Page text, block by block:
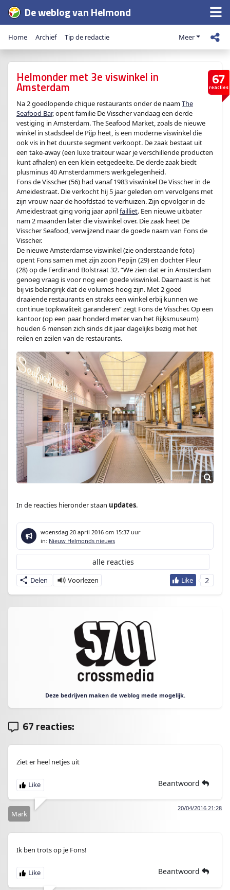
De weblog van Helmond
Home Archief Tip de redactie Meer
67
reacties
Helmonder met 3e viswinkel in
Amsterdam
Na 2 goedlopende chique restaurants onder de naamThe
Seafood Bar, opent familie De Visscher vandaag een derde
vestiging in Amsterdam. The Seafood Market, zoals de nieuwe
winkel in stadsdeel de Pijp heet, is een moderne viswinkel die
ook vis in het duurste segment verkoopt. De zaak bestaat uit
een take-away (een luxe traiteur waar je verschillende producten
kunt afhalen) en een klein eetgedeelte. De derde zaak biedt
plusminus 40 Amsterdammers werkgelegenheid.
Fons de Visscher (56) had vanaf 1983 viswinkel De Visscher in de
Ameidestraat. Die verkocht hij 5 jaar geleden om vervolgens met
zijn vrouw naar de hoofdstad te verhuizen. Zijn opvolger in de
Ameidestraat ging vorig jaar aprilfailliet. Een nieuwe uitbater
nam 2 maanden later die viswinkel over. Die zaak heet De
Visscher Seafood, verwijzend naar de goede naam van Fons de
Visscher.
De nieuwe Amsterdamse viswinkel (zie onderstaande foto)
opent Fons samen met zijn zoon Pepijn (29) en dochter Fleur
(28) op de Ferdinand Bolstraat 32. “We zien dat er in Amsterdam
genoeg vraag is voor nog een goede viswinkel. Daarnaast is het
bij vis belangrijk dat de volumes hoog zijn. Met 2 goed
draaiende restaurants en straks een winkel erbij kunnen we
continue topkwaliteit garanderen” zegt Fons de Visscher. Op een
kantoor (op een paar honderd meter van het Rijksmuseum)
houden 6 mensen zich sinds dit jaar dagelijks bezig met het
reilen en zeilen van de restaurants.
In de reacties hieronder staan updates.
woensdag 20 april 2016 om 15:37 uur
in: Nieuw Helmonds nieuws
2
Delen
alle reacties
Deze bedrijven maken de weblog mede mogelijk.
67 reacties:
Ziet er heel netjes uit
Beantwoord
20/04/2016 21:28
Mark
Ik ben trots op je Fons!
Beantwoord